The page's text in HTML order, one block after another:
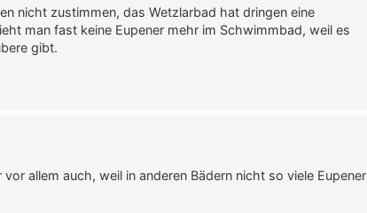
nicht zustimmen, das Wetzlarbad hat dringen eine
man fast keine Eupener mehr im Schwimmbad, weil es
gibt.
allem auch, weil in anderen Bädern nicht so viele Eupener